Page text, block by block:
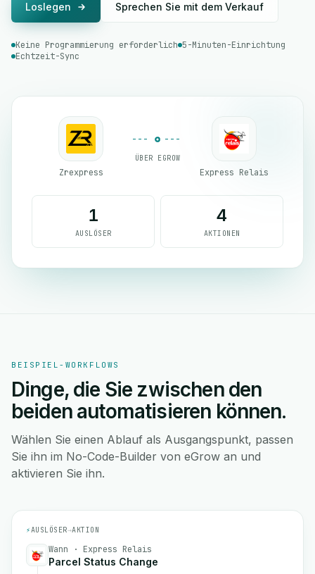
Loslegen Sprechen Sie mit dem Verkauf
Keine Programmierung erforderlich 5-Minuten-Einrichtung
Echtzeit-Sync
Zrexpress
ÜBER EGROW
Express Relais
1
AUSLÖSER
4
AKTIONEN
BEISPIEL-WORKFLOWS
Dinge, die Sie zwischen den
beiden automatisieren können.
Wählen Sie einen Ablauf als Ausgangspunkt, passen
Sie ihn im No-Code-Builder von eGrow an und
aktivieren Sie ihn.
⚡AUSLÖSER→AKTION
Wann · Express Relais
Parcel Status Change